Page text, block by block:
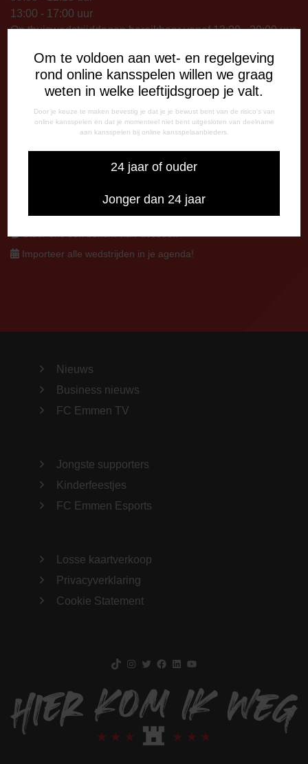
Om te voldoen aan wet- en regelgeving
rond online kansspelen willen we graag
weten in welke leeftijdsgroep je valt.
Door je keuze te maken bevestig je dat je je bewust bent van de risico's van
online kansspelen en dat je momenteel niet bent uitgesloten van deelname
aan kansspelen bij online kansspelaanbieders.
24 jaar of ouder
Jonger dan 24 jaar
13:00 - 17:00 uur
Op thuiswedstrijddagen bereikbaar vanaf 13:00 - 20:00 uur
CORRESPONDENTIE-ADRES
Postbus 26
7800 AA Emmen
CONTACT
info@fcemmen.nl
Importeer alle wedstrijden in je agenda!
Nieuws
Business nieuws
FC Emmen TV
Jongste supporters
Kinderfeestjes
FC Emmen Esports
Losse kaartverkoop
Privacyverklaring
Cookie Statement